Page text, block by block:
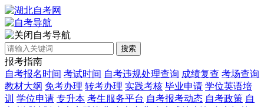
自考导航
搜索
报考指南
自考报名时间 考试时间 自考违规处理查询 成绩复查 考场查询
教材大纲 免考办理 转考办理 实践考核 毕业申请 学位英语培
训 学位申请 专升本 考生服务平台 自考报考动态 自考政策 自